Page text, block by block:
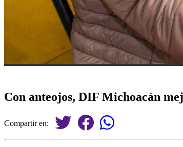
Con anteojos, DIF Michoacán
Compartir en: